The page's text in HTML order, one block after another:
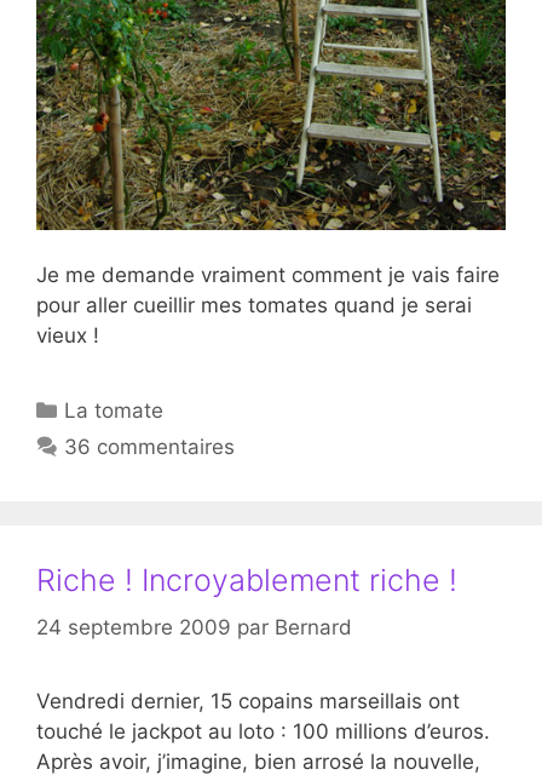
Je me demande vraiment comment je vais faire
pour aller cueillir mes tomates quand je serai
vieux !
Catégories
La tomate
36 commentaires
Riche ! Incroyablement riche !
24 septembre 2009 par Bernard
Vendredi dernier, 15 copains marseillais ont
touché le jackpot au loto : 100 millions d’euros.
Après avoir, j’imagine, bien arrosé la nouvelle,